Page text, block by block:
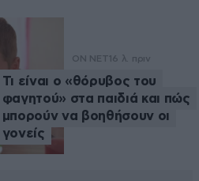
ON NET 16 λ. πριν
Τι είναι ο «θόρυβος του
φαγητού» στα παιδιά και πώς
μπορούν να βοηθήσουν οι
γονείς